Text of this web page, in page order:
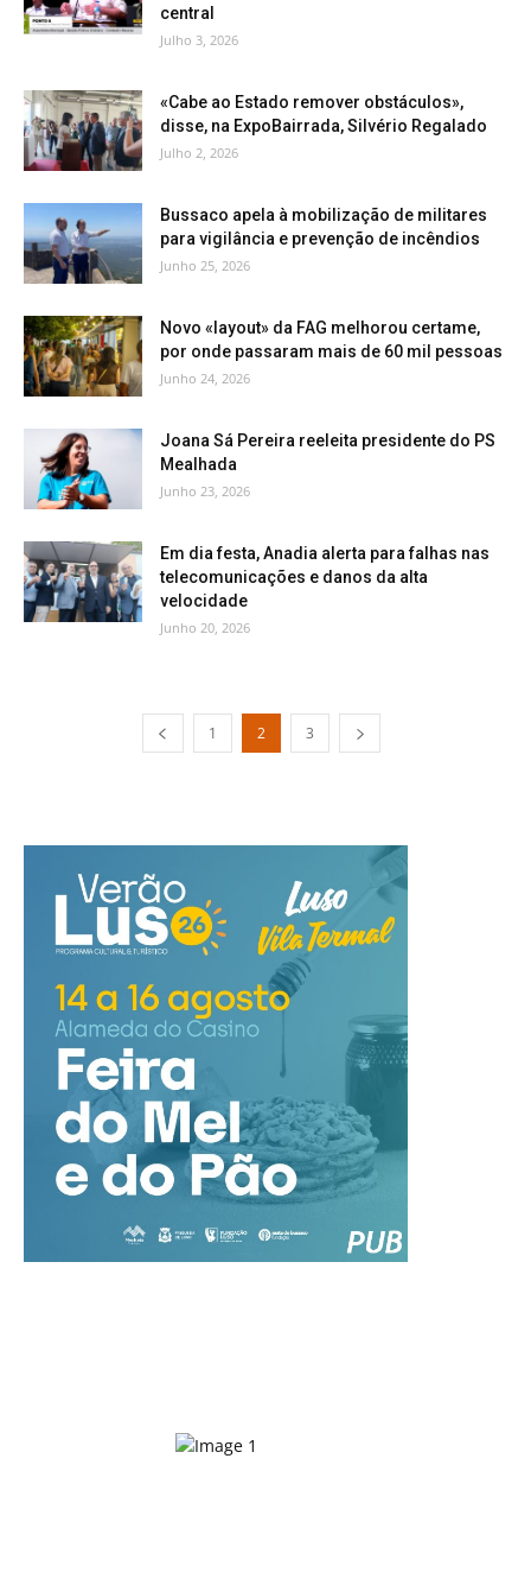
central
Julho 3, 2026
«Cabe ao Estado remover obstáculos»,
disse, na ExpoBairrada, Silvério Regalado
Julho 2, 2026
Bussaco apela à mobilização de militares
para vigilância e prevenção de incêndios
Junho 25, 2026
Novo «layout» da FAG melhorou certame,
por onde passaram mais de 60 mil pessoas
Junho 24, 2026
Joana Sá Pereira reeleita presidente do PS
Mealhada
Junho 23, 2026
Em dia festa, Anadia alerta para falhas nas
telecomunicações e danos da alta
velocidade
Junho 20, 2026
1 2 3